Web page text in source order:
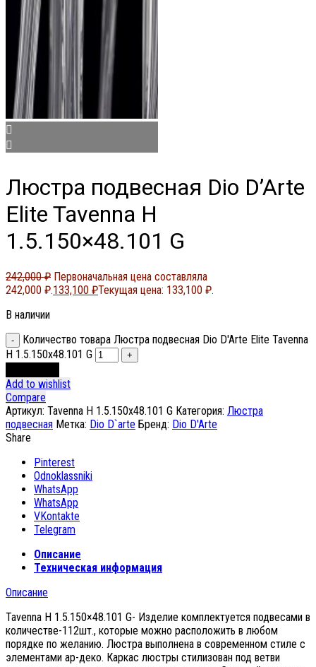
Люстра подвесная Dio D’Arte
Elite Tavenna H
1.5.150×48.101 G
242,000₽ Первоначальная цена составляла
242,000 ₽.133,100 ₽Текущая цена: 133,100 ₽.
В наличии
Количество товара Люстра подвесная Dio D'Arte Elite Tavenna
H 1.5.150x48.101 G
Add to wishlist
Compare
Артикул: Tavenna H 1.5.150x48.101 G Категория: Люстра
подвесная Метка: Dio D`arte Бренд: Dio D'Arte
Share
Pinterest
Odnoklassniki
WhatsApp
WhatsApp
VKontakte
Telegram
Описание
Техническая информация
Описание
Tavenna H 1.5.150×48.101 G- Изделие комплектуется подвесами в
количестве-112шт., которые можно расположить в любом
порядке по желанию. Люстра выполнена в современном стиле с
элементами ар-деко. Каркас люстры стилизован под ветви